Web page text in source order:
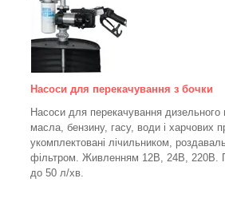
Насоси для перекачування з бочки
Насоси для перекачування дизельного
масла, бензину, гасу, води і харчових
укомплектовані лічильником,
фільтром. Живленням 12В, 24В, 220В.
до 50 л/хв.